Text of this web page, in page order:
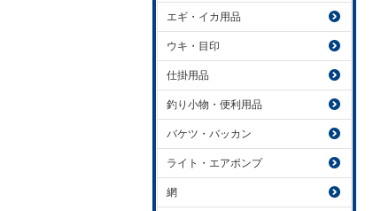
エギ・イカ用品
ウキ・目印
仕掛用品
釣り小物・便利用品
バケツ・バッカン
ライト・エアポンプ
網